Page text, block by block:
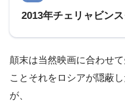
2013年チェリャビン
顛末は当然映画に合わせ
ことそれをロシアが隠蔽
が、